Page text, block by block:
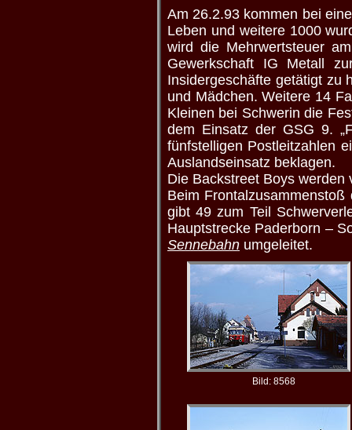
Am 26.2.93 kommen bei
Leben und weitere 1000
wird die Mehrwertsteuer
Gewerkschaft IG Metall
Insidergeschäfte getätigt zu
und Mädchen. Weitere 14
Kleinen bei Schwerin die
dem Einsatz der GSG 9.
fünfstelligen Postleitzahlen
Auslandseinsatz beklagen.
Die Backstreet Boys
Beim
gibt 49 zum Teil
Hauptstrecke Paderborn –
Sennebahn umgeleitet.
Bild: 8568